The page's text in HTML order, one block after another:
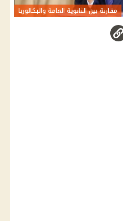
مقارنة بين الثانوية العامة والبكالوريا